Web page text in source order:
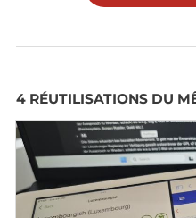
4 RÉUTILISATIONS DU